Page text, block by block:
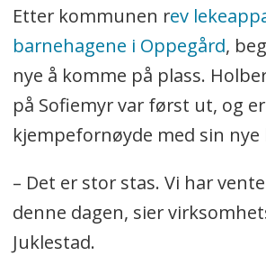
Etter kommunen rev
barnehagene i Oppegård,
nye å komme på plass.
på Sofiemyr var først ut, og er
kjempefornøyde med sin nye
– Det er stor stas. Vi har
denne dagen, sier
Juklestad.